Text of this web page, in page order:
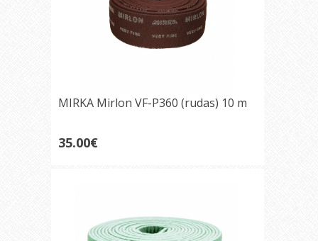
MIRKA Mirlon VF-P360 (rudas) 10 m
35.00€